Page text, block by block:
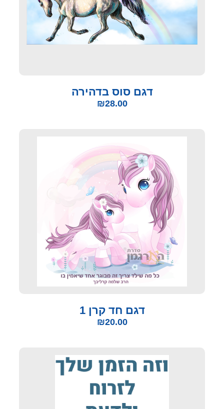
דגם סוס בדהירה
₪28.00
דגם חד קרן 1
₪20.00